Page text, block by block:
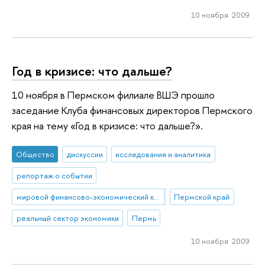
10 ноября 2009
Год в кризисе: что дальше?
10 ноября в Пермском филиале ВШЭ прошло
заседание Клуба финансовых директоров Пермского
края на тему «Год в кризисе: что дальше?».
Общество дискуссии
исследования и аналитика
репортаж о событии
мировой финансово-экономический кризис
Пермской край
реальный сектор экономики
Пермь
10 ноября 2009